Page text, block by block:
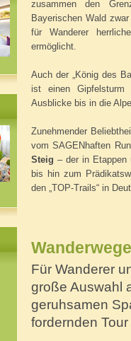
zusammen den
Bayerischen Wald
für Wanderer
ermöglicht.
Auch der „König des
ist einen
Ausblicke bis in die
Zunehmender
vom SAGENhaften
Steig – der in Etappen
bis hin zum
den „TOP-Trails“ in
Für Wanderer
große Auswahl
geruhsamen
fordernden Tour